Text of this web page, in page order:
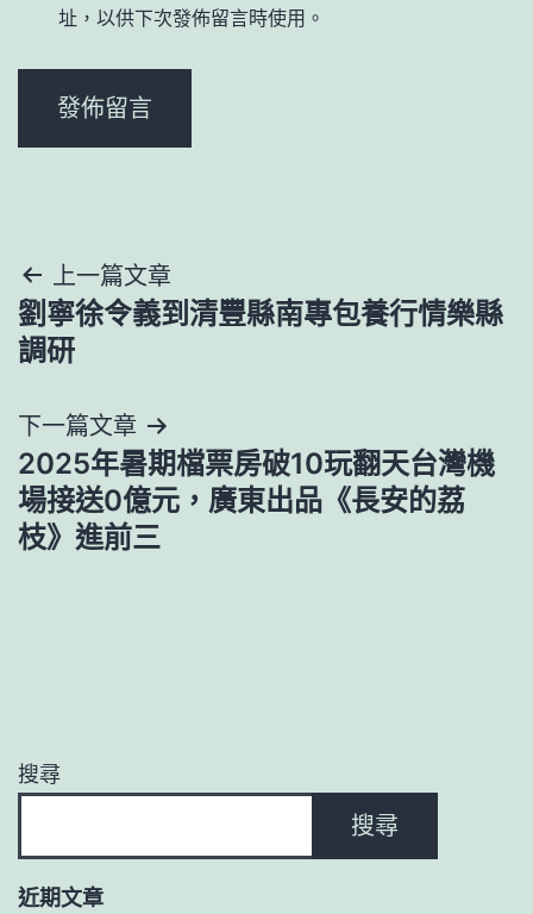
址，以供下次發佈留言時使用。
文
章
覽
上一篇文章
劉寧徐令義到清豐縣南專包養行情樂縣
調研
下一篇文章
2025年暑期檔票房破10玩翻天台灣機
場接送0億元，廣東出品《長安的荔
枝》進前三
搜尋
搜尋
近期文章